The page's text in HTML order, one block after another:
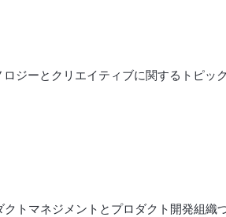
ジーとクリエイティブに関するトピッ
クトマネジメントとプロダクト開発組織